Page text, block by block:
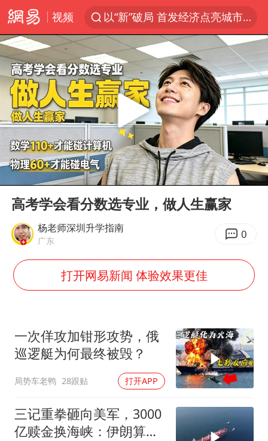
视频
以“新”破局 首发经济点亮城市消费活力
U17国足三战全胜
47岁妈妈突然产女 26岁女儿：很震惊
张帅不敌萨巴伦卡无缘多伦多站16强
男子结婚8年发现3个女儿均非亲生
OpenAI为免费用户升级GPT-5.6 Luna
申军良称梅姨的实际年龄仍是谜
我国编制完成新版全月地质图
台风白海豚最新路径研判来了
对话重庆地铁吐血女孩
代人信访被判寻衅滋事案被告人获国赔
现代版摸金校尉落网查获400多枚古币
多地要求领导干部带头休假
消费新图景｜多举措提升消费体验 释放夏日经济活力
奋进开新局 实干挑大梁
Play
00:00 02:46
高考学会看分数选专业，做人生赢家
杨老师深圳升学指南
广东 0
打开网易新闻 体验效果更佳
一次佯攻加钳形攻势，俄
巡逻艇为何最终被毁？
局势车老鸭 28跟贴 打开APP
三记重拳砸向美军，3000
亿赎金换海峡：伊朗算准